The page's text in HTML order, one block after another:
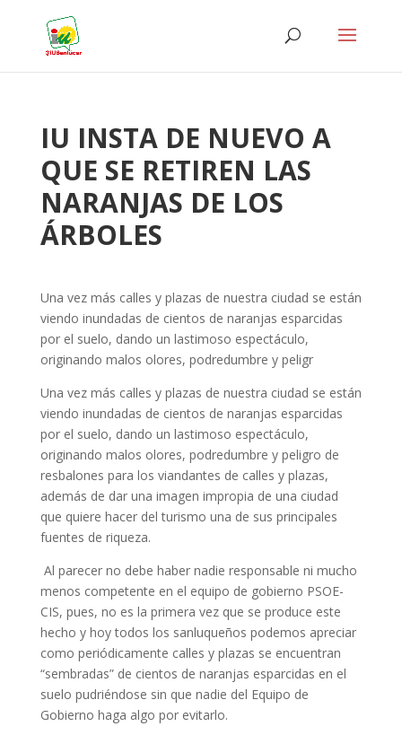
IU INSTA DE NUEVO A
QUE SE RETIREN LAS
NARANJAS DE LOS
ÁRBOLES
Una vez más calles y plazas de nuestra ciudad se están
viendo inundadas de cientos de naranjas esparcidas
por el suelo, dando un lastimoso espectáculo,
originando malos olores, podredumbre y peligr
Una vez más calles y plazas de nuestra ciudad se están
viendo inundadas de cientos de naranjas esparcidas
por el suelo, dando un lastimoso espectáculo,
originando malos olores, podredumbre y peligro de
resbalones para los viandantes de calles y plazas,
además de dar una imagen impropia de una ciudad
que quiere hacer del turismo una de sus principales
fuentes de riqueza.
Al parecer no debe haber nadie responsable ni mucho
menos competente en el equipo de gobierno PSOE-
CIS, pues, no es la primera vez que se produce este
hecho y hoy todos los sanluqueños podemos apreciar
como periódicamente calles y plazas se encuentran
“sembradas” de cientos de naranjas esparcidas en el
suelo pudriéndose sin que nadie del Equipo de
Gobierno haga algo por evitarlo.